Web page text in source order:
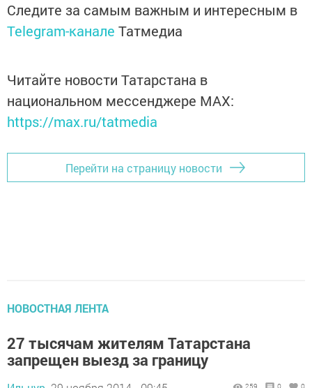
Следите за самым важным и интересным в
Telegram-канале Татмедиа
Читайте новости Татарстана в
национальном мессенджере MАХ:
https://max.ru/tatmedia
Перейти на страницу новости
НОВОСТНАЯ ЛЕНТА
27 тысячам жителям Татарстана
запрещен выезд за границу